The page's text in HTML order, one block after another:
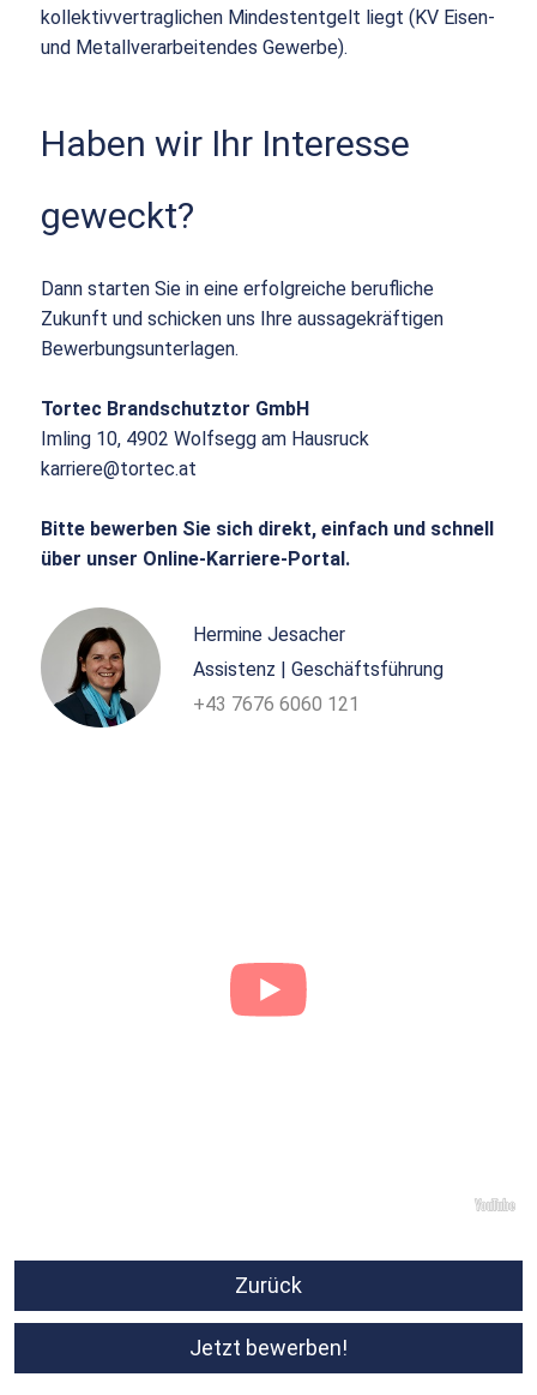
kollektivvertraglichen Mindestentgelt liegt (KV Eisen-
und Metallverarbeitendes Gewerbe).
Haben wir Ihr Interesse
geweckt?
Dann starten Sie in eine erfolgreiche berufliche
Zukunft und schicken uns Ihre aussagekräftigen
Bewerbungsunterlagen.
Tortec Brandschutztor GmbH
Imling 10, 4902 Wolfsegg am Hausruck
karriere@tortec.at
Bitte bewerben Sie sich direkt, einfach und schnell
über unser Online-Karriere-Portal.
Hermine Jesacher
Assistenz | Geschäftsführung
+43 7676 6060 121
Zurück
Jetzt bewerben!